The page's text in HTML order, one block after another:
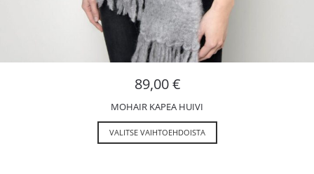
89,00€
MOHAIR KAPEA HUIVI
VALITSE VAIHTOEHDOISTA